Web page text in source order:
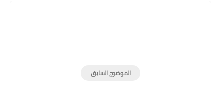
الموضوع السابق